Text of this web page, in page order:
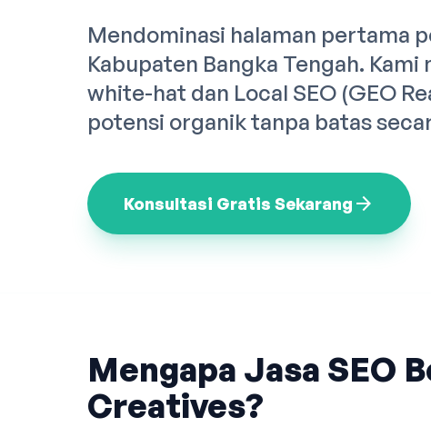
Mendominasi halaman pertama
Kabupaten Bangka Tengah.
white-hat dan Local SEO (GEO
potensi organik tanpa batas
Konsultasi Gratis Sekarang arrow_forward
Mengapa Jasa SEO
Creatives?